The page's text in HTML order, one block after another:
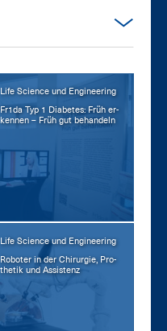
Life Science und Engineering
Fr1da Typ 1 Dia­be­tes: Früh er­
ken­nen – Früh gut be­han­deln
Life Science und Engineering
Ro­bo­ter in der Chir­ur­gie, Pro­
the­tik und As­sis­tenz